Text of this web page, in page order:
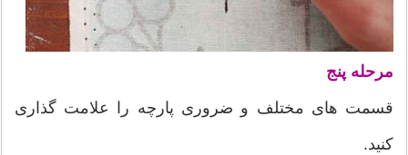
مرحله پنج
قسمت های مختلف و ضروری پارچه را علامت گذاری
کنید.